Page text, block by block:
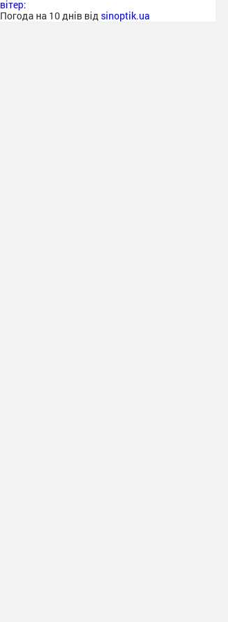
вітер:
Погода на 10 днів від sinoptik.ua